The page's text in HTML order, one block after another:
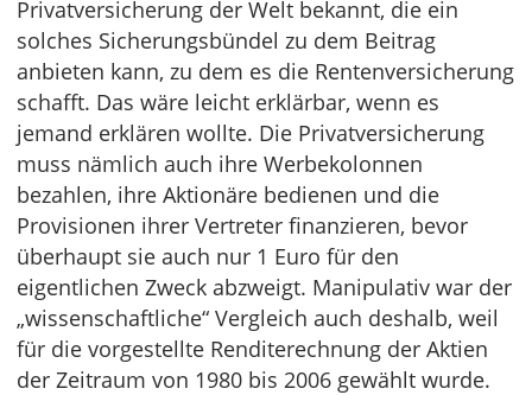
Privatversicherung der Welt bekannt, die ein
solches Sicherungsbündel zu dem Beitrag
anbieten kann, zu dem es die Rentenversicherung
schafft. Das wäre leicht erklärbar, wenn es
jemand erklären wollte. Die Privatversicherung
muss nämlich auch ihre Werbekolonnen
bezahlen, ihre Aktionäre bedienen und die
Provisionen ihrer Vertreter finanzieren, bevor
überhaupt sie auch nur 1 Euro für den
eigentlichen Zweck abzweigt. Manipulativ war der
„wissenschaftliche“ Vergleich auch deshalb, weil
für die vorgestellte Renditerechnung der Aktien
der Zeitraum von 1980 bis 2006 gewählt wurde.